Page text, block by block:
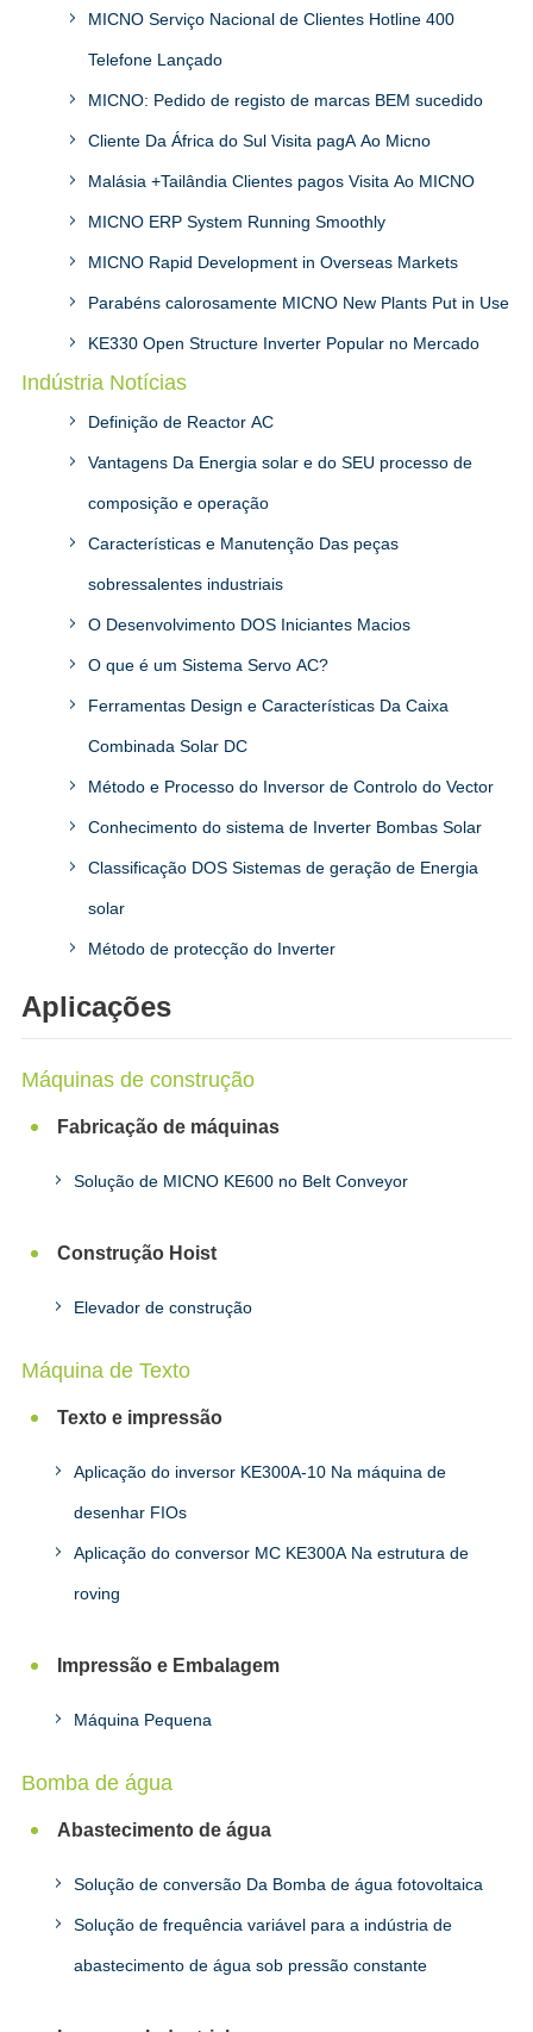
MICNO Serviço Nacional de Clientes Hotline 400
Telefone Lançado
MICNO: Pedido de registo de marcas BEM sucedido
Cliente Da África do Sul Visita pagA Ao Micno
Malásia +Tailândia Clientes pagos Visita Ao MICNO
MICNO ERP System Running Smoothly
MICNO Rapid Development in Overseas Markets
Parabéns calorosamente MICNO New Plants Put in Use
KE330 Open Structure Inverter Popular no Mercado
Indústria Notícias
Definição de Reactor AC
Vantagens Da Energia solar e do SEU processo de
composição e operação
Características e Manutenção Das peças
sobressalentes industriais
O Desenvolvimento DOS Iniciantes Macios
O que é um Sistema Servo AC?
Ferramentas Design e Características Da Caixa
Combinada Solar DC
Método e Processo do Inversor de Controlo do Vector
Conhecimento do sistema de Inverter Bombas Solar
Classificação DOS Sistemas de geração de Energia
solar
Método de protecção do Inverter
Aplicações
Máquinas de construção
Fabricação de máquinas
Solução de MICNO KE600 no Belt Conveyor
Construção Hoist
Elevador de construção
Máquina de Texto
Texto e impressão
Aplicação do inversor KE300A-10 Na máquina de
desenhar FIOs
Aplicação do conversor MC KE300A Na estrutura de
roving
Impressão e Embalagem
Máquina Pequena
Bomba de água
Abastecimento de água
Solução de conversão Da Bomba de água fotovoltaica
Solução de frequência variável para a indústria de
abastecimento de água sob pressão constante